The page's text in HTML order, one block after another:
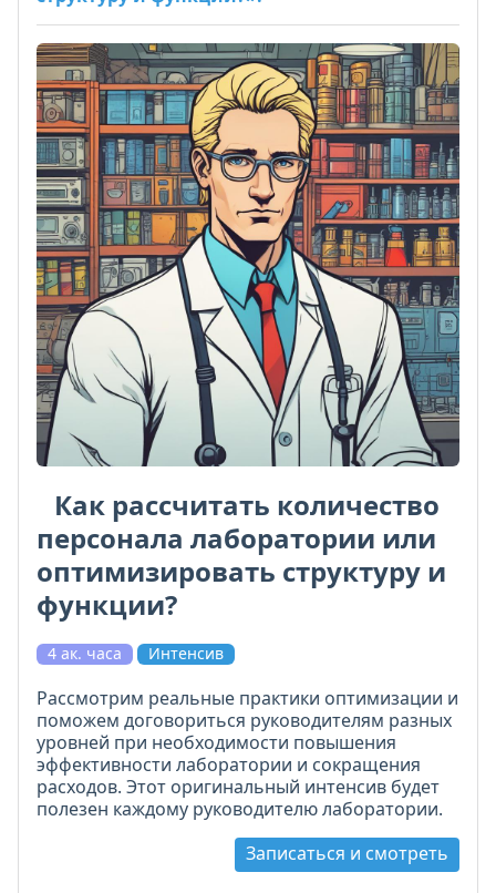
Как рассчитать количество
персонала лаборатории или
оптимизировать структуру и
функции?
4 ак. часа Интенсив
Рассмотрим реальные практики оптимизации и
поможем договориться руководителям разных
уровней при необходимости повышения
эффективности лаборатории и сокращения
расходов. Этот оригинальный интенсив будет
полезен каждому руководителю лаборатории.
Записаться и смотреть